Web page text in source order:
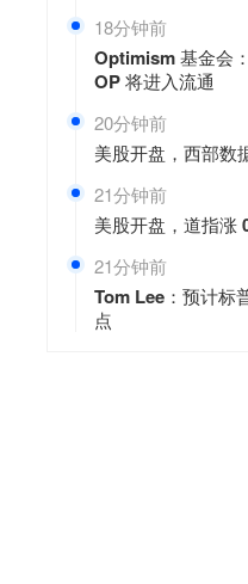
18分钟前
Optimism 基金会
OP 将进入流通
20分钟前
美股开盘，西部数
21分钟前
美股开盘，道指涨
21分钟前
Tom Lee：预计标
点